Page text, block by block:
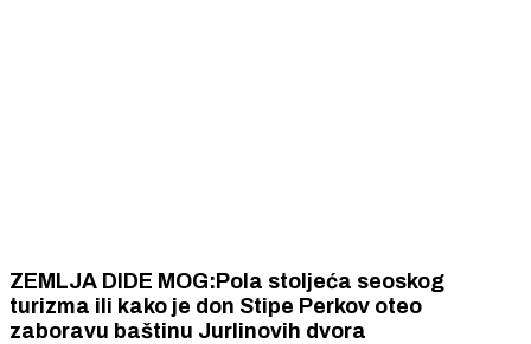
ZEMLJA DIDE MOG:Pola stoljeća seoskog
turizma ili kako je don Stipe Perkov oteo
zaboravu baštinu Jurlinovih dvora